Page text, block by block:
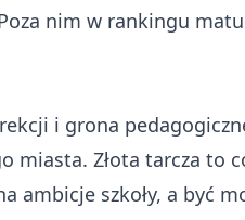
nim w rankingu
i grona
miasta. Złota tarcza to
ambicje szkoły, a być